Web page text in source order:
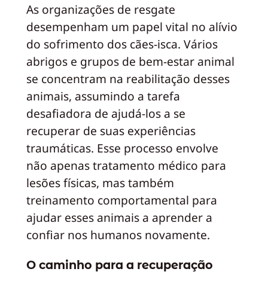
As organizações de resgate
desempenham um papel vital no alívio
do sofrimento dos cães-isca. Vários
abrigos e grupos de bem-estar animal
se concentram na reabilitação desses
animais, assumindo a tarefa
desafiadora de ajudá-los a se
recuperar de suas experiências
traumáticas. Esse processo envolve
não apenas tratamento médico para
lesões físicas, mas também
treinamento comportamental para
ajudar esses animais a aprender a
confiar nos humanos novamente.
O caminho para a recuperação